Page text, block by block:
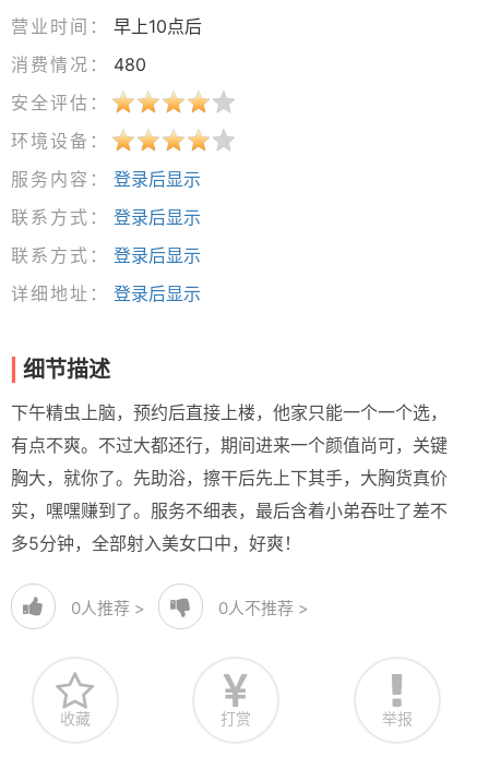
营业时间：
早上10点后
消费情况：
480
安全评估：
环境设备：
服务内容：
登录后显示
联系方式：
登录后显示
联系方式：
登录后显示
详细地址：
登录后显示
细节描述
下午精虫上脑，预约后直接上楼，他家只能一个一个选，
有点不爽。不过大都还行，期间进来一个颜值尚可，关键
胸大，就你了。先助浴，擦干后先上下其手，大胸货真价
实，嘿嘿赚到了。服务不细表，最后含着小弟吞吐了差不
多5分钟，全部射入美女口中，好爽！
0人推荐 > 0人不推荐 >
收藏 打赏 举报